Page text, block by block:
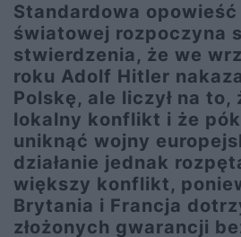
Standardowa
światowej rozpoczyna
stwierdzenia, że we
roku Adolf Hitler
Polskę, ale liczył na to,
lokalny konflikt i że
uniknąć wojny
działanie jednak
większy konflikt,
Brytania i Francja
złożonych gwarancji